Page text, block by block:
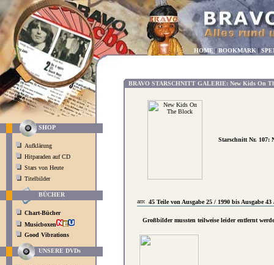
HOME | BOOKMARK |
SHOP
Aufklärung
Hitparaden auf CD
Stars von Heute
Titelbilder
BÜCHER
Chart-Bücher
Musicboxen
Good Vibrations
UNSERE DVDs
BRAVO STARSCHNITT GALERIE: New Kids On
Starschnitt Nr. 107:
45 Teile von Ausgabe 25 / 1990 bis Ausgabe 43
Großbilder mussten teilweise leider entfernt